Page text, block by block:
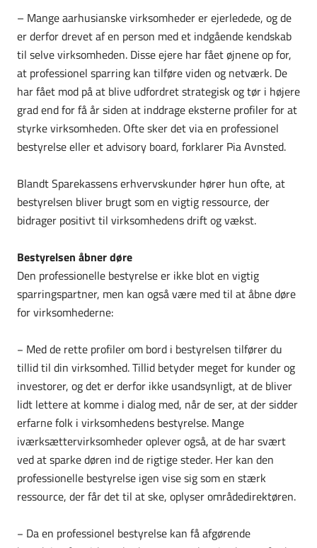
– Mange aarhusianske virksomheder er ejerledede, og de
er derfor drevet af en person med et indgående kendskab
til selve virksomheden. Disse ejere har fået øjnene op for,
at professionel sparring kan tilføre viden og netværk. De
har fået mod på at blive udfordret strategisk og tør i højere
grad end for få år siden at inddrage eksterne profiler for at
styrke virksomheden. Ofte sker det via en professionel
bestyrelse eller et advisory board, forklarer Pia Avnsted.
Blandt Sparekassens erhvervskunder hører hun ofte, at
bestyrelsen bliver brugt som en vigtig ressource, der
bidrager positivt til virksomhedens drift og vækst.
Bestyrelsen åbner døre
Den professionelle bestyrelse er ikke blot en vigtig
sparringspartner, men kan også være med til at åbne døre
for virksomhederne:
− Med de rette profiler om bord i bestyrelsen tilfører du
tillid til din virksomhed. Tillid betyder meget for kunder og
investorer, og det er derfor ikke usandsynligt, at de bliver
lidt lettere at komme i dialog med, når de ser, at der sidder
erfarne folk i virksomhedens bestyrelse. Mange
iværksættervirksomheder oplever også, at de har svært
ved at sparke døren ind de rigtige steder. Her kan den
professionelle bestyrelse igen vise sig som en stærk
ressource, der får det til at ske, oplyser områdedirektøren.
− Da en professionel bestyrelse kan få afgørende